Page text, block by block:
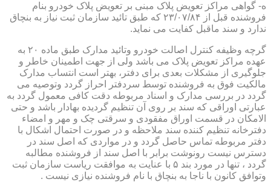
ه- گواهی مراکز تعویض پلاک مبنی بر تعویض پلاک خودرو بنام
فروشنده قبل از ۲۳/۰۷/۸۴ که طبق تائید سازمان ثبت نیاز به بنچاق
ندارد و سند ماقبل کفایت می نماید.
گرچه وظیفه کنترل اصالت خودرو وتائید مدارک طبق ماده ۲۰ به
عهده مراکز تعویض پلاک می باشد ولی از جهت اطمینان خاطر و
جلوگیری از مشکلات بعدی برای دفتر، بهتر است انتساب مدارک
مالکیت فوق به فروشنده توسط سردفتر احراز گردد وتوصیه می
گردد در بررسی مدارک و اسناد مربوطه دقت کافی معمول گردد به
عبارتی اوراقی که سند بر روی آن تنظیم گردیده بهادار باشد و حتی
الامکان در قسمت اوراق مفقودی و سرقتی چک و مهر و امضاء
دفترخانه تنظیم کننده سند ملاحظه و در صورت احتمال اشکال با
دفتر مربوطه تماس حاصل گردد و در مواردی که اصل سند در
دسترس نیست رونوشت برابر با اصل سند از فروشنده مطالبه
گردد ، تنها در مورد بند ۵ با عنایت به موافقت ریاست سازمان ثبت
وتوافق کانون با ناجا به بنچاق با نام فروشنده نیازی نیست .